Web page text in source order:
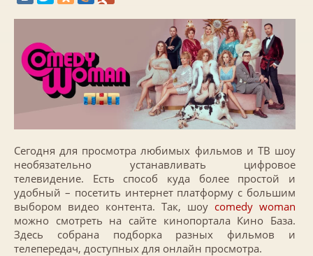
Сегодня для просмотра любимых фильмов и ТВ шоу
необязательно устанавливать цифровое
телевидение. Есть способ куда более простой и
удобный – посетить интернет платформу с большим
выбором видео контента. Так, шоу comedy woman
можно смотреть на сайте кинопортала Кино База.
Здесь собрана подборка разных фильмов и
телепередач, доступных для онлайн просмотра.